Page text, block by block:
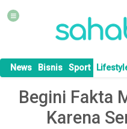
News Bisnis Sport
Begini Fakta
Karena